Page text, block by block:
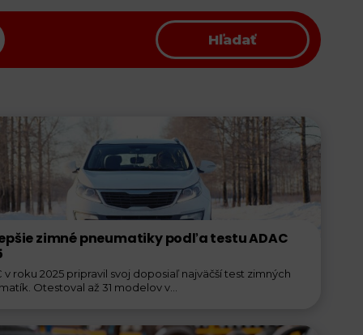
Hľadať
zimné pneumatiky podľa testu ADAC
v roku 2025 pripravil svoj doposiaľ najväčší test zimných
Otestoval až 31 modelov v...